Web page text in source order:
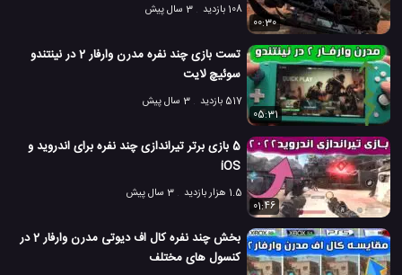
108 بازدید
3 سال پیش
00:30
تست بازی چند نفره مدرن وارفار 2 در نینتندو
سوئیچ لایت
517 بازدید
3 سال پیش
05:31
5 بازی برتر تیراندازی چند نفره برای اندروید و
iOS
1.5 هزار بازدید
3 سال پیش
01:46
بخش چند نفره کال اف دیوتی مدرن وارفار 2 در
کنسول های مختلف